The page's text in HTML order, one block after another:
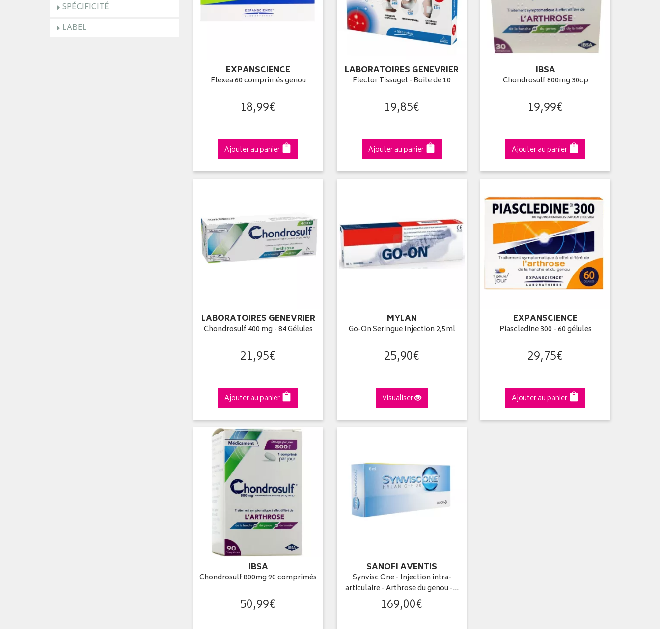
SPÉCIFICITÉ
LABEL
EXPANSCIENCE
Flexea 60 comprimés genou
18,99€
Ajouter au panier
LABORATOIRES GENEVRIER
Flector Tissugel - Boite de 10
19,85€
Ajouter au panier
IBSA
Chondrosulf 800mg 30cp
19,99€
Ajouter au panier
LABORATOIRES GENEVRIER
Chondrosulf 400 mg - 84 Gélules
21,95€
Ajouter au panier
MYLAN
Go-On Seringue Injection 2,5ml
25,90€
Visualiser
EXPANSCIENCE
Piascledine 300 - 60 gélules
29,75€
Ajouter au panier
IBSA
Chondrosulf 800mg 90 comprimés
50,99€
SANOFI AVENTIS
Synvisc One - Injection intra-
articulaire - Arthrose du genou -…
169,00€